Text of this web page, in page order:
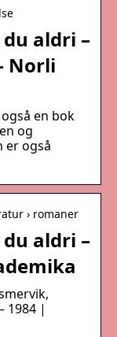
aldri –
Norli
en bok
og
er også
› romaner
aldri –
1984 |